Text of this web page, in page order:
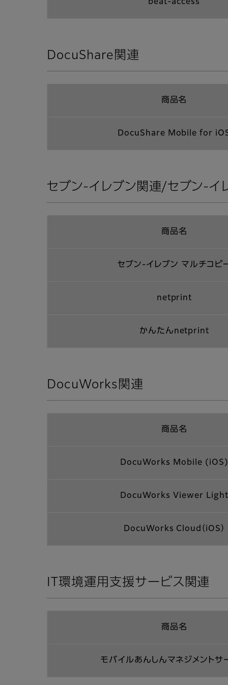
beat-access
DocuShare関連
商品名
DocuShare Mobile for
セブン-イレブン関連/セブン-イ
商品名
セブン-イレブン マルチコピ
netprint
かんたんnetprint
DocuWorks関連
商品名
DocuWorks Mobile (iOS)
DocuWorks Viewer Light
DocuWorks Cloud（iOS）
IT環境運用支援サービス関連
商品名
モバイルあんしんマネジメントサ